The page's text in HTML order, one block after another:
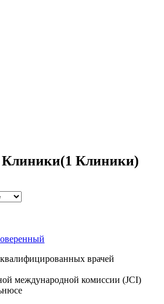
Клиники(1 Клиники)
врачей
международной комиссии (JCI)